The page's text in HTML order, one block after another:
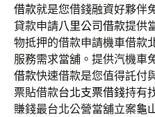
借款就是您借錢融資好夥伴
貸款申請八里公司借款提供
物抵押的借款申請機車借款
服務需求當舖。提供汽機車
借款快速借款是您值得託付
票貼借款台北支票借錢持有
賺錢最台北公營當舖立案龜